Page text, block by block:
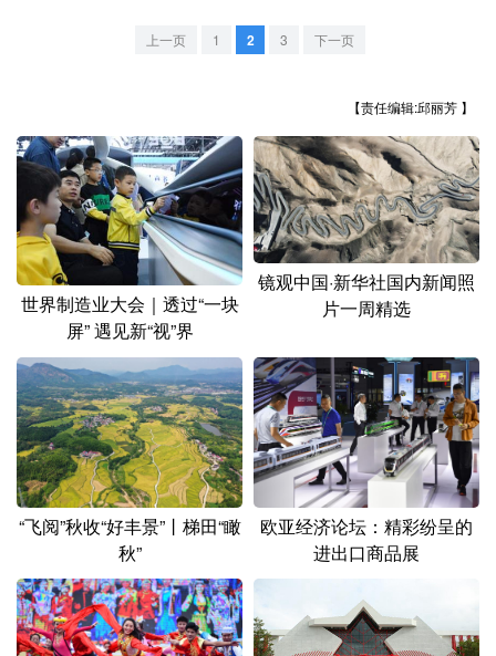
天津 河北
江苏
浙江 安徽 福建 江西
山东 河南 湖北 湖南
广东 广西 海南 重庆
四川 贵州 云南 西藏
陕西 甘肃
新疆 内蒙古 黑龙江
多语种频道
English Español Français عربى
Русский язык 日本語 한국어
Deutsch Português
上一页 1 2 3 下一页
【责任编辑:邱丽芳 】
世界制造业大会｜透过“一块
屏” 遇见新“视”界
镜观中国·新华社国内新闻照
片一周精选
“飞阅”秋收“好丰景”丨梯田“瞰
秋”
欧亚经济论坛：精彩纷呈的
进出口商品展